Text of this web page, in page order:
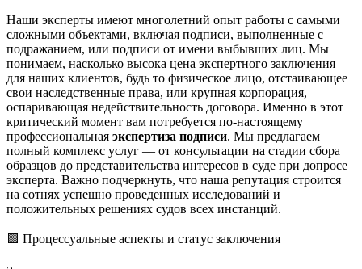
Наши эксперты имеют многолетний опыт работы с самыми
сложными объектами, включая подписи, выполненные с
подражанием, или подписи от имени выбывших лиц. Мы
понимаем, насколько высока цена экспертного заключения
для наших клиентов, будь то физическое лицо, отстаивающее
свои наследственные права, или крупная корпорация,
оспаривающая недействительность договора. Именно в этот
критический момент вам потребуется по-настоящему
профессиональная экспертиза подписи. Мы предлагаем
полный комплекс услуг — от консультации на стадии сбора
образцов до представительства интересов в суде при допросе
эксперта. Важно подчеркнуть, что наша репутация строится
на сотнях успешно проведенных исследований и
положительных решениях судов всех инстанций.
🟩 Процессуальные аспекты и статус заключения